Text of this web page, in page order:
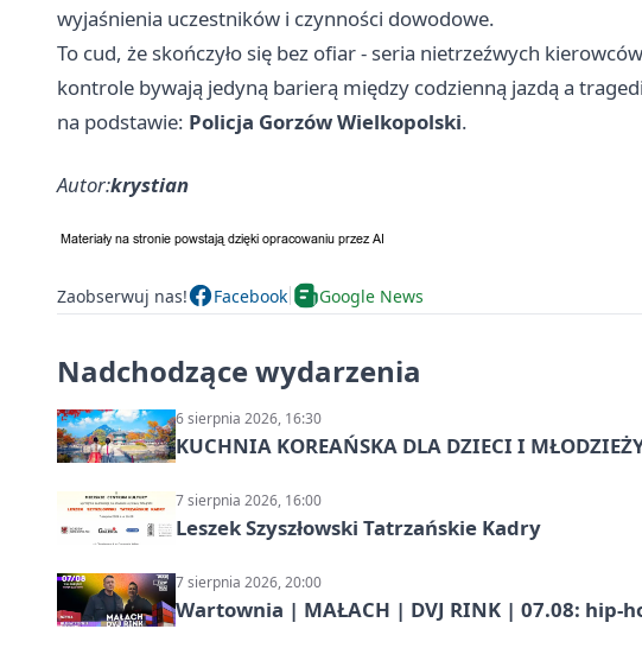
wyjaśnienia uczestników i czynności dowodowe.
To cud, że skończyło się bez ofiar - seria nietrzeźwych
kontrole bywają jedyną barierą między codzienną jazdą a
na podstawie: Policja Gorzów Wielkopolski.
Autor:krystian
Zaobserwuj nas! Facebook Google News
Nadchodzące wydarzenia
6 sierpnia 2026, 16:30
KUCHNIA KOREAŃSKA DLA DZIECI I
7 sierpnia 2026, 16:00
Leszek Szyszłowski Tatrzańskie Kadry
7 sierpnia 2026, 20:00
Wartownia | MAŁACH | DVJ RINK | 07.08: hip-